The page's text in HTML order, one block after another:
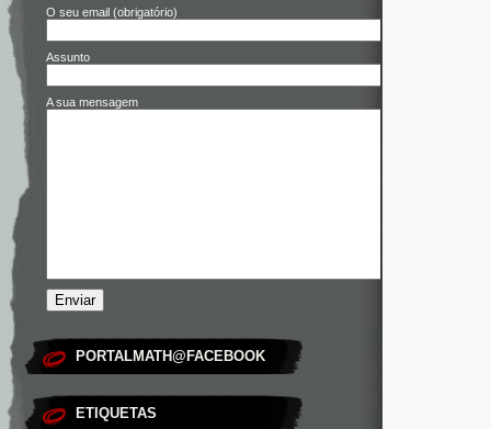
O seu email (obrigatório)
Assunto
A sua mensagem
PORTALMATH@FACEBOOK
ETIQUETAS